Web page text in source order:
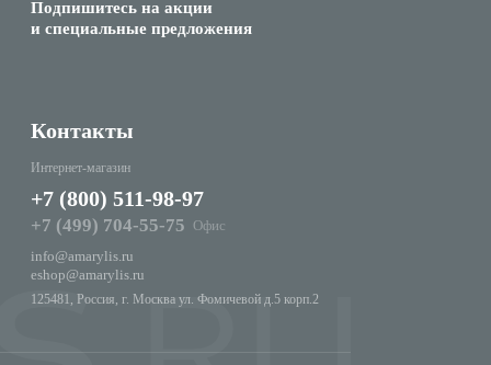
Подпишитесь на акции
и специальные предложения
Контакты
Интернет-магазин
+7 (800) 511-98-97
+7 (499) 704-55-75 Офис
info@amarylis.ru
eshop@amarylis.ru
125481, Россия, г. Москва ул. Фомичевой д.5 корп.2